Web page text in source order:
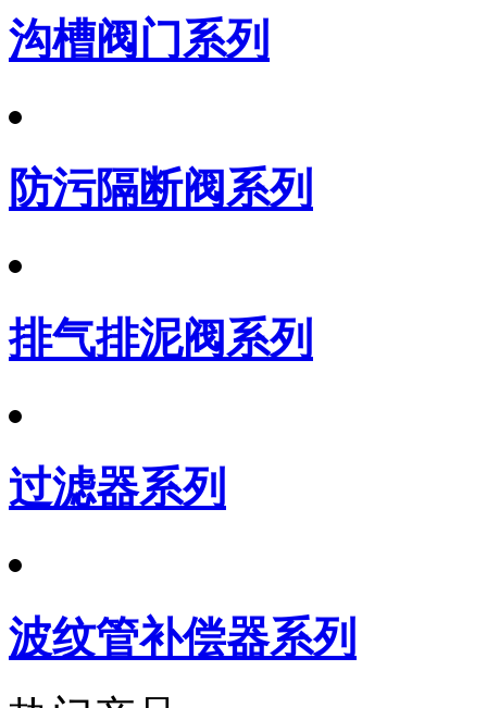
沟槽阀门系列
防污隔断阀系列
排气排泥阀系列
过滤器系列
波纹管补偿器系列